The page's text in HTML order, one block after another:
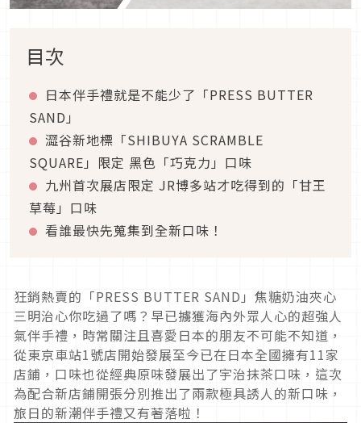
目次
日本伴手禮就是不能少了「PRESS BUTTER
SAND」
澀谷新地標「SHIBUYA SCRAMBLE
SQUARE」限定 黑色「巧克力」口味
九州首次展店限定 JR博多站才吃得到的「甘王
草莓」口味
看誰最快先蒐集到全新口味！
狂銷熱賣的「PRESS BUTTER SAND」焦糖奶油夾心
三明治心你吃過了嗎？早已擄獲海內外眾人心的超強人
氣伴手禮，時常關注且喜愛日本的朋友不可能不知道，
從東京車站1號店開始發展至今已在日本全國擁有11家
店鋪，口味也從經典原味發展出了宇治抹茶口味，這次
為配合新店鋪開張分別推出了兩款極具誘人的新口味，
旅日的新潮伴手禮又有著落啦！